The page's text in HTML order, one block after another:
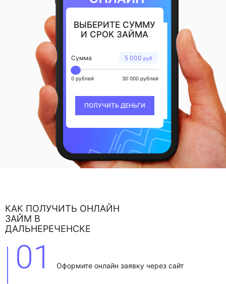
ВЫБЕРИТЕ СУММУ
И СРОК ЗАЙМА
5 000 руб
Сумма
0 рублей 30 000 рублей
ПОЛУЧИТЬ ДЕНЬГИ
КАК ПОЛУЧИТЬ ОНЛАЙН
ЗАЙМ В
ДАЛЬНЕРЕЧЕНСКЕ
01 Оформите онлайн заявку через сайт